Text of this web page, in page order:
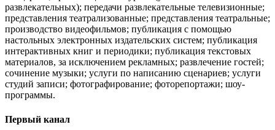
развлекательных); передачи развлекательные телевизионные;
представления театрализованные; представления театральные;
производство видеофильмов; публикация с помощью
настольных электронных издательских систем; публикация
интерактивных книг и периодики; публикация текстовых
материалов, за исключением рекламных; развлечение гостей;
сочинение музыки; услуги по написанию сценариев; услуги
студий записи; фотографирование; фоторепортажи; шоу-
программы.
Первый канал